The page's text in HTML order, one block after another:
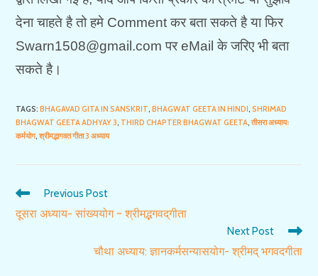
देना चाहते है तो हमे Comment कर बता सकते है या फिर
Swarn1508@gmail.com पर eMail के जरिए भी बता
सकते है।
TAGS:BHAGAVAD GITA IN SANSKRIT, BHAGWAT GEETA IN HINDI, SHRIMAD
BHAGWAT GEETA ADHYAY 3, THIRD CHAPTER BHAGWAT GEETA, तीसरा अध्यायः
कर्मयोग, श्रीमद्भागवत गीता 3 अध्याय
Read
articles
Previous Post
दूसरा अध्याय- सांख्ययोग ~ श्रीमद्भगवद्‌गीता
Next Post
चौथा अध्याय: ज्ञानकर्मसन्यासयोग- श्रीमद् भगवदगीता